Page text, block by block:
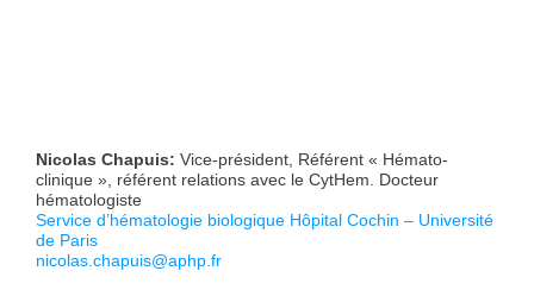
Nicolas Chapuis: Vice-président, Référent « Hémato-
clinique », référent relations avec le CytHem. Docteur
hématologiste
Service d’hématologie biologique Hôpital Cochin – Université
de Paris
nicolas.chapuis@aphp.fr